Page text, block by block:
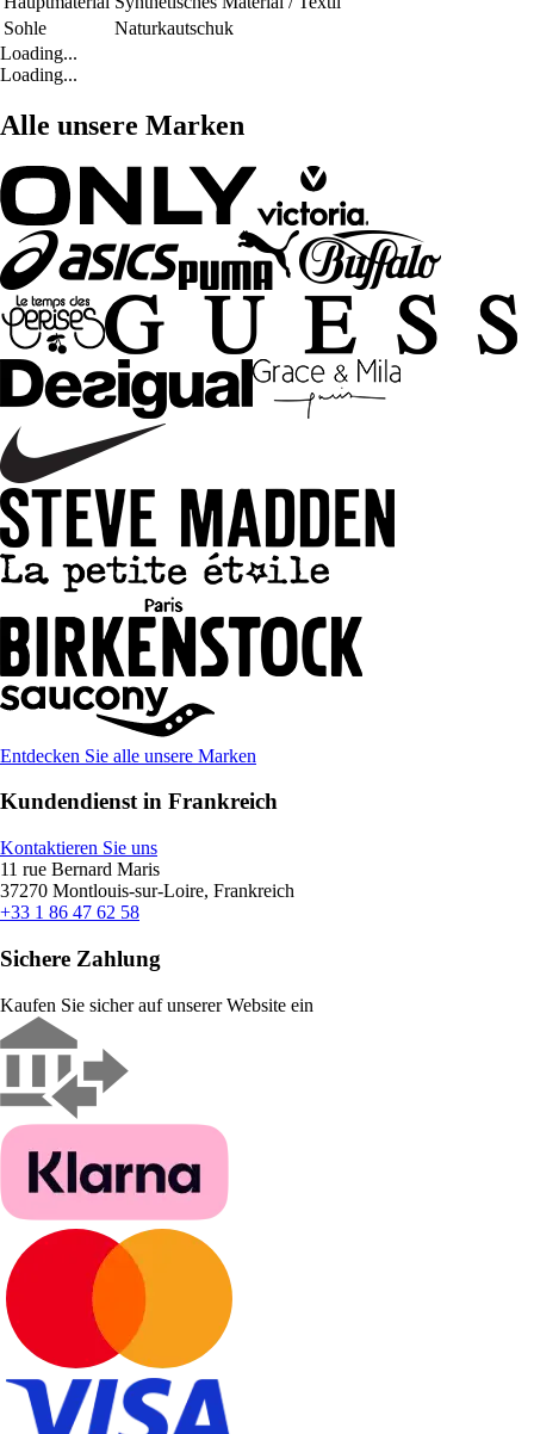
Sohle
Naturkautschuk
Loading...
Loading...
Alle unsere Marken
Entdecken Sie alle unsere Marken
Kundendienst in Frankreich
Kontaktieren Sie uns
11 rue Bernard Maris
37270 Montlouis-sur-Loire, Frankreich
+33 1 86 47 62 58
Sichere Zahlung
Kaufen Sie sicher auf unserer Website ein